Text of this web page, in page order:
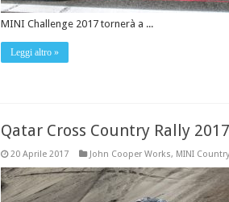
MINI Challenge 2017 tornerà a ...
Leggi altro »
Qatar Cross Country Rally
20 Aprile 2017 John Cooper Works, MINI